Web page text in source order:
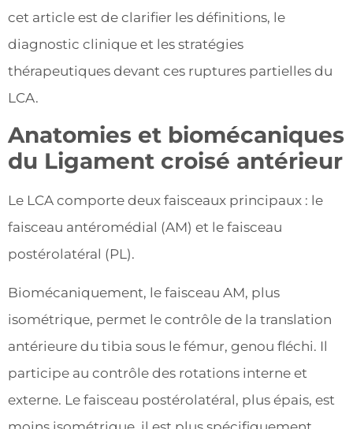
cet article est de clarifier les définitions, le
diagnostic clinique et les stratégies
thérapeutiques devant ces ruptures partielles du
LCA.
Anatomies et biomécaniques
du Ligament croisé antérieur
Le LCA comporte deux faisceaux principaux : le
faisceau antéromédial (AM) et le faisceau
postérolatéral (PL).
Biomécaniquement, le faisceau AM, plus
isométrique, permet le contrôle de la translation
antérieure du tibia sous le fémur, genou fléchi. Il
participe au contrôle des rotations interne et
externe. Le faisceau postérolatéral, plus épais, est